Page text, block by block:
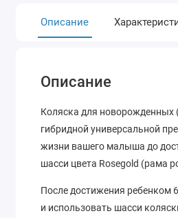
Описание
Описание
Коляска для новорожденных
гибридной универсальной
жизни вашего малыша до
шасси цвета Rosegold (рама
После достижения ребенком
и использовать шасси